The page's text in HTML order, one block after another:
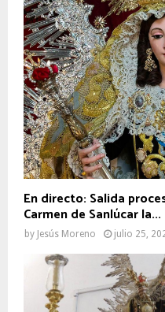
En directo: Salida
Carmen de Sanlúcar la...
by Jesús Moreno julio 25,